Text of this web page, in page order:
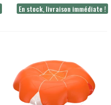
En stock, livraison immédiate !